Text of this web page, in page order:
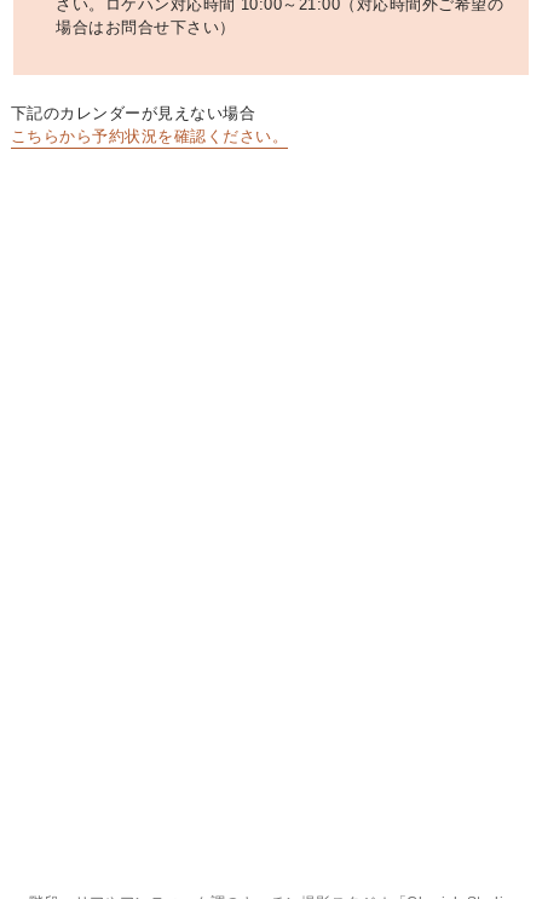
さい。ロケハン対応時間 10:00～21:00（対応時間外ご希望の
場合はお問合せ下さい）
下記のカレンダーが見えない場合
こちらから予約状況を確認ください。